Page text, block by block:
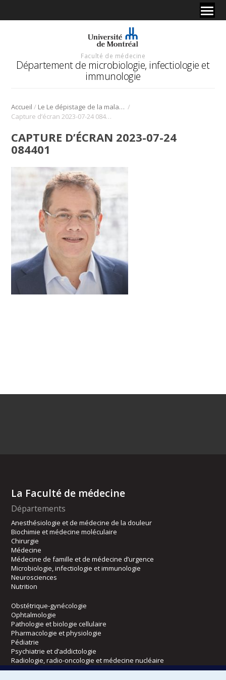
Faculté de médecine
Département de microbiologie, infectiologie et
immunologie
Accueil / Le Le dépistage de la maladie du «bébé-bulle» chez les nouveau-nés permet de sauver des vies /
Capture d’écran 2023-07-24 084401
CAPTURE D’ÉCRAN 2023-07-24
084401
La Faculté de médecine
Départements
Anesthésiologie et de médecine de la douleur
Biochimie et médecine moléculaire
Chirurgie
Médecine
Médecine de famille et de médecine d’urgence
Microbiologie, infectiologie et immunologie
Neurosciences
Nutrition
Obstétrique-gynécologie
Ophtalmologie
Pathologie et biologie cellulaire
Pharmacologie et physiologie
Pédiatrie
Psychiatrie et d’addictologie
Radiologie, radio-oncologie et médecine nucléaire